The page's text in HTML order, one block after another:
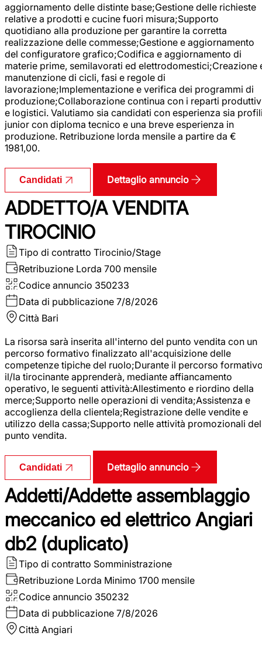
aggiornamento delle distinte base;Gestione delle richieste
relative a prodotti e cucine fuori misura;Supporto
quotidiano alla produzione per garantire la corretta
realizzazione delle commesse;Gestione e aggiornamento
del configuratore grafico;Codifica e aggiornamento di
materie prime, semilavorati ed elettrodomestici;Creazione
manutenzione di cicli, fasi e regole di
lavorazione;Implementazione e verifica dei programmi di
produzione;Collaborazione continua con i reparti
e logistici. Valutiamo sia candidati con esperienza sia
junior con diploma tecnico e una breve esperienza in
produzione. Retribuzione lorda mensile a partire da €
1981,00.
Candidati Dettaglio annuncio
ADDETTO/A VENDITA
TIROCINIO
Tipo di contratto Tirocinio/Stage
Retribuzione Lorda 700 mensile
Codice annuncio 350233
Data di pubblicazione 7/8/2026
Città Bari
La risorsa sarà inserita all'interno del punto vendita con un
percorso formativo finalizzato all'acquisizione delle
competenze tipiche del ruolo;Durante il percorso
il/la tirocinante apprenderà, mediante affiancamento
operativo, le seguenti attività:Allestimento e riordino della
merce;Supporto nelle operazioni di vendita;Assistenza e
accoglienza della clientela;Registrazione delle vendite e
utilizzo della cassa;Supporto nelle attività promozionali del
punto vendita.
Candidati Dettaglio annuncio
Addetti/Addette assemblaggio
meccanico ed elettrico Angiari
db2 (duplicato)
Tipo di contratto Somministrazione
Retribuzione Lorda Minimo 1700 mensile
Codice annuncio 350232
Data di pubblicazione 7/8/2026
Città Angiari